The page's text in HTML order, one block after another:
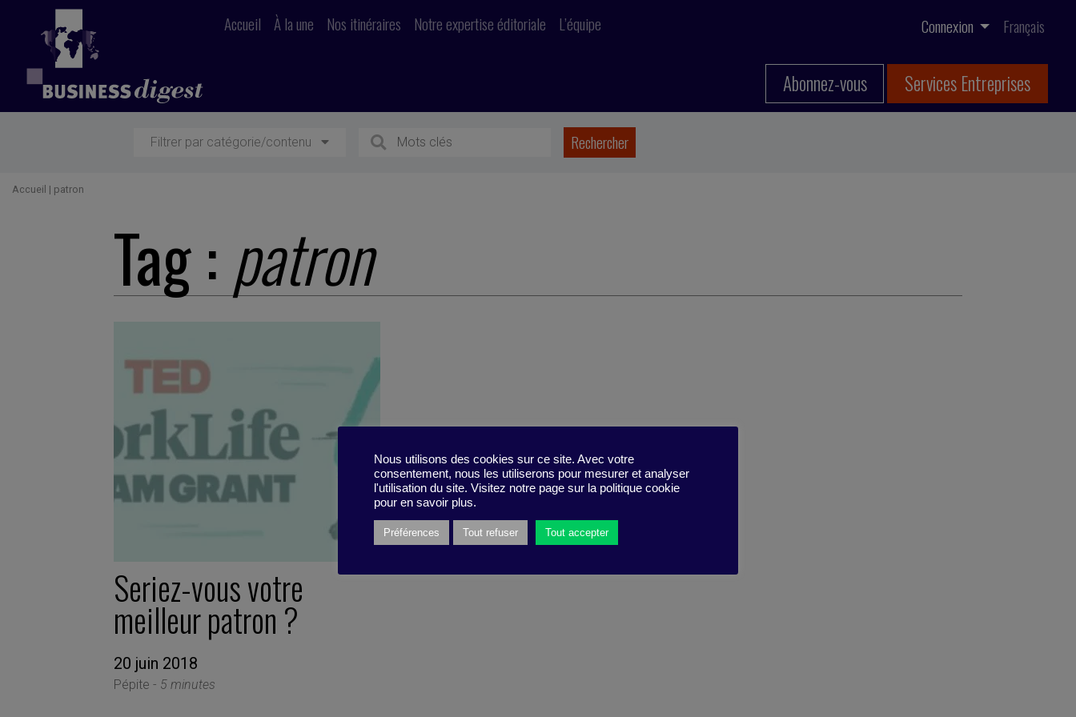
Accueil À la une Nos itinéraires Notre expertise éditoriale L’équipe Connexion Français
Abonnez-vous Services Entreprises
Filtrer par catégorie/contenu
Accueil | patron
Tag : patron
Seriez-vous votre
meilleur patron ?
20 juin 2018
Pépite - 5 minutes
Nous utilisons des cookies sur ce site. Avec votre
consentement, nous les utiliserons pour mesurer et analyser
l'utilisation du site. Visitez notre page sur la politique cookie
pour en savoir plus.
Préférences Tout refuser Tout accepter